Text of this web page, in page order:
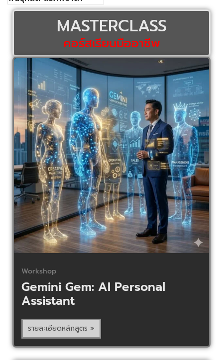
MASTERCLASS
คอร์สเรียนมืออาชีพ
Workshop
Gemini Gem: AI Personal
Assistant
รายละเอียดหลักสูตร »